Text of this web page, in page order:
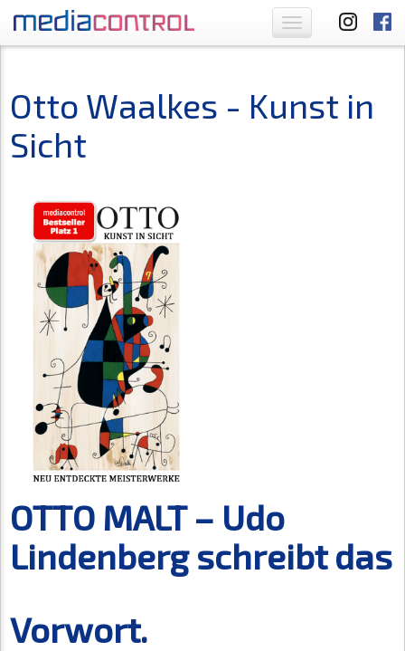
Toggle
navigation
Otto Waalkes - Kunst in
Sicht
OTTO MALT – Udo
Lindenberg schreibt das
Vorwort.